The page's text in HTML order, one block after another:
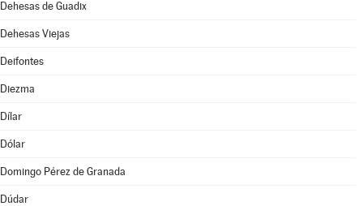
Dehesas de Guadix
Dehesas Viejas
Deifontes
Diezma
Dílar
Dólar
Domingo Pérez de Granada
Dúdar